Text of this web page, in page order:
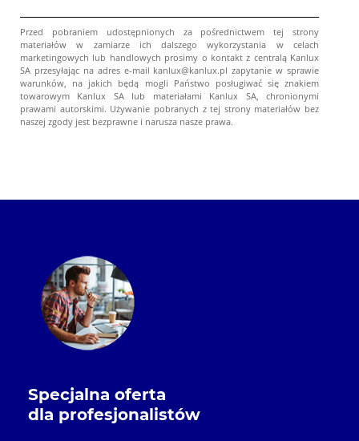
Przed pobraniem udostępnionych za pośrednictwem tej strony
materiałów w zamiarze ich dalszego wykorzystania w celach
marketingowych lub handlowych prosimy o kontakt z centralą Kanlux
SA przesyłając na adres e-mail kanlux@kanlux.pl zapytanie w sprawie
warunków, na jakich będą mogli Państwo posługiwać się znakiem
towarowym Kanlux SA lub materiałami Kanlux SA, chronionymi
prawami autorskimi. Używanie pobranych z tej strony materiałów bez
naszej zgody jest bezprawne i narusza nasze prawa.
Specjalna oferta
dla profesjonalistów